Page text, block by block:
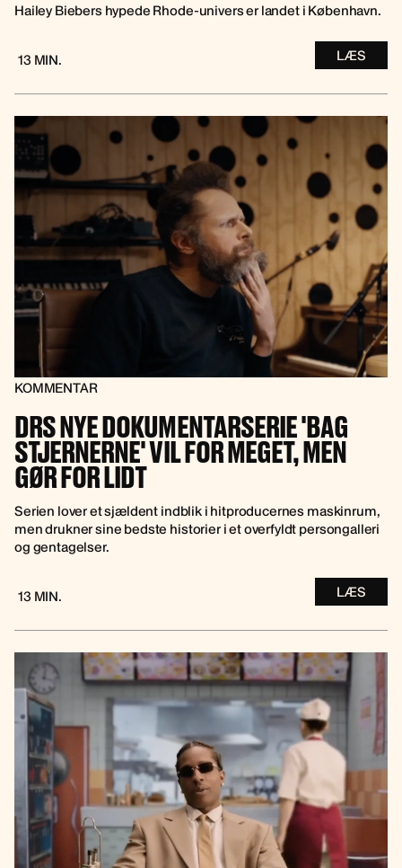
Hailey Biebers hypede Rhode-univers er landet i København.
13 MIN. LÆS
KOMMENTAR
DRS NYE DOKUMENTARSERIE 'BAG
STJERNERNE' VIL FOR MEGET, MEN
GØR FOR LIDT
Serien lover et sjældent indblik i hitproducernes maskinrum,
men drukner sine bedste historier i et overfyldt persongalleri
og gentagelser.
13 MIN. LÆS